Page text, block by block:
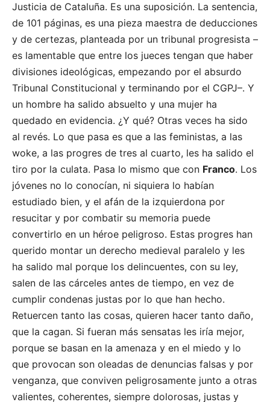
Justicia de Cataluña. Es una suposición. La sentencia,
de 101 páginas, es una pieza maestra de deducciones
y de certezas, planteada por un tribunal progresista –
es lamentable que entre los jueces tengan que haber
divisiones ideológicas, empezando por el absurdo
Tribunal Constitucional y terminando por el CGPJ–. Y
un hombre ha salido absuelto y una mujer ha
quedado en evidencia. ¿Y qué? Otras veces ha sido
al revés. Lo que pasa es que a las feministas, a las
woke, a las progres de tres al cuarto, les ha salido el
tiro por la culata. Pasa lo mismo que con Franco. Los
jóvenes no lo conocían, ni siquiera lo habían
estudiado bien, y el afán de la izquierdona por
resucitar y por combatir su memoria puede
convertirlo en un héroe peligroso. Estas progres han
querido montar un derecho medieval paralelo y les
ha salido mal porque los delincuentes, con su ley,
salen de las cárceles antes de tiempo, en vez de
cumplir condenas justas por lo que han hecho.
Retuercen tanto las cosas, quieren hacer tanto daño,
que la cagan. Si fueran más sensatas les iría mejor,
porque se basan en la amenaza y en el miedo y lo
que provocan son oleadas de denuncias falsas y por
venganza, que conviven peligrosamente junto a otras
valientes, coherentes, siempre dolorosas, justas y